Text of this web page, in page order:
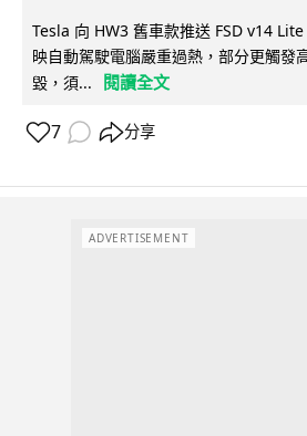
Tesla 向 HW3 舊車款推送 FSD v14
映自動駕駛電腦嚴重過熱，部分更觸發
毀，須...
閱讀全文
7 分享
ADVERTISEMENT